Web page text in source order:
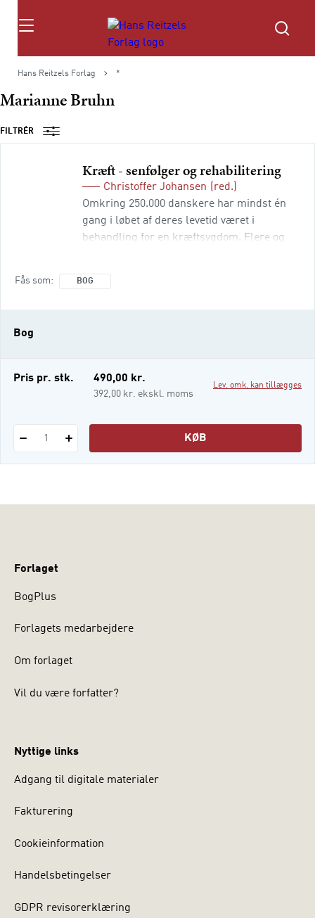
Søg
Hans Reitzels Forlag *
Marianne Bruhn
FILTRÉR
Kræft - senfølger og rehabilitering
Christoffer Johansen
(red.)
Omkring 250.000 danskere har mindst én
gang i løbet af deres levetid været i
behandling for en kræftsygdom. Flere og
Fås som BOG
Bog
Pris pr. stk. 490,00 kr.
392,00 kr. ekskl. moms
Lev. omk. kan tillægges
1 KØB
Forlaget
BogPlus
Forlagets medarbejdere
Om forlaget
Vil du være forfatter?
Nyttige links
Adgang til digitale materialer
Fakturering
Cookieinformation
Handelsbetingelser
GDPR revisorerklæring